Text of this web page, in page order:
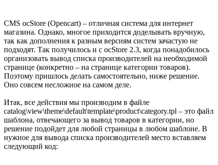
CMS ocStore (Opencart) – отличная система для интернет
магазина. Однако, многое приходится доделывать вручную,
так как дополнения к разным версиям систем зачастую не
подходят. Так получилось и с ocStore 2.3, когда понадобилось
организовать вывод списка производителей на необходимой
странице (конкретно – на странице категории товаров).
Поэтому пришлось делать самостоятельно, ниже решение.
Оно совсем несложное на самом деле.
Итак, все действия мы производим в файле
catalog\view\theme\default\template\product\category.tpl – это файл
шаблона, отвечающего за вывод товаров в категории, но
решение подойдет для любой страницы в любом шаблоне. В
нужное для вывода списка производителей место вставляем
следующий код: